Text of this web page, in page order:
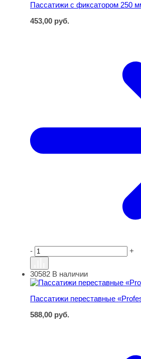
Пассатижи с фиксатором 250
453,00 руб.
- +
Пассатижи переставные
30582 В наличии
Пассатижи переставные
588,00 руб.